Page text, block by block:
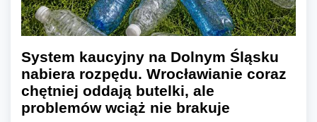
System kaucyjny na Dolnym Śląsku
nabiera rozpędu. Wrocławianie coraz
chętniej oddają butelki, ale
problemów wciąż nie brakuje